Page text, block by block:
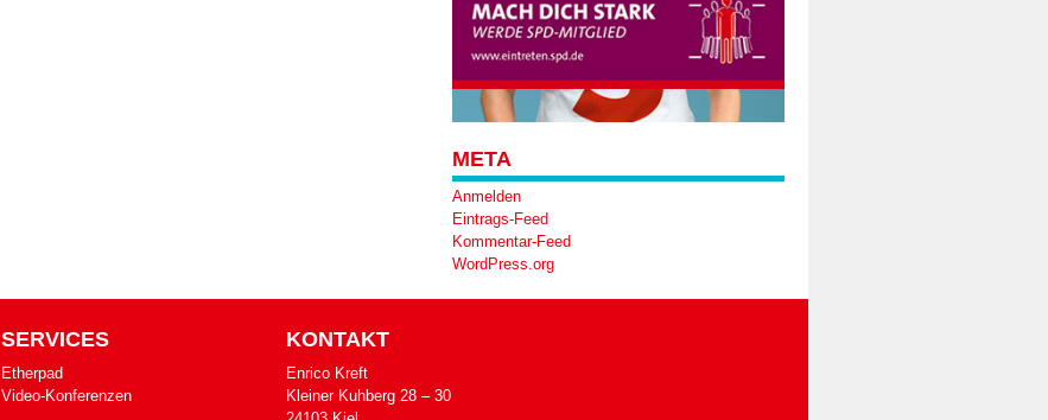
META
Anmelden
Eintrags-Feed
Kommentar-Feed
WordPress.org
SERVICES
Etherpad
Video-Konferenzen
KONTAKT
Enrico Kreft
Klei­ner Kuh­berg 28 – 30